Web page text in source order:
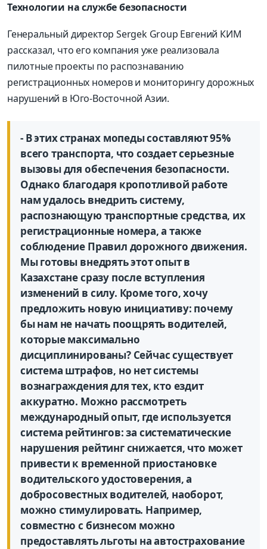
Технологии на службе безопасности
Генеральный директор Sergek Group Евгений КИМ
рассказал, что его компания уже реализовала
пилотные проекты по распознаванию
регистрационных номеров и мониторингу дорожных
нарушений в Юго-Восточной Азии.
- В этих странах мопеды составляют 95%
всего транспорта, что создает серьезные
вызовы для обеспечения безопасности.
Однако благодаря кропотливой работе
нам удалось внедрить систему,
распознающую транспортные средства, их
регистрационные номера, а также
соблюдение Правил дорожного движения.
Мы готовы внедрять этот опыт в
Казахстане сразу после вступления
изменений в силу. Кроме того, хочу
предложить новую инициативу: почему
бы нам не начать поощрять водителей,
которые максимально
дисциплинированы? Сейчас существует
система штрафов, но нет системы
вознаграждения для тех, кто ездит
аккуратно. Можно рассмотреть
международный опыт, где используется
система рейтингов: за систематические
нарушения рейтинг снижается, что может
привести к временной приостановке
водительского удостоверения, а
добросовестных водителей, наоборот,
можно стимулировать. Например,
совместно с бизнесом можно
предоставлять льготы на автострахование